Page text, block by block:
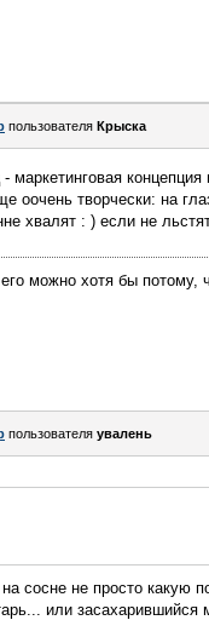
пользователя Крыска
оочень творчески: на
хвалят : ) если не
можно хотя бы
пользователя увалень
сосне не просто какую
или засахарившийся